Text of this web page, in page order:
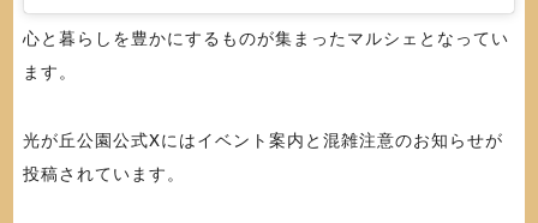
心と暮らしを豊かにするものが集まったマルシェとなってい
ます。
光が丘公園公式Xにはイベント案内と混雑注意のお知らせが
投稿されています。